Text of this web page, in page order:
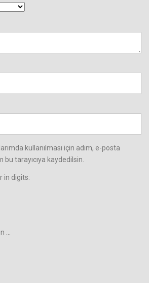
kullanılması için adım, e-posta
tarayıcıya kaydedilsin.
in digits: